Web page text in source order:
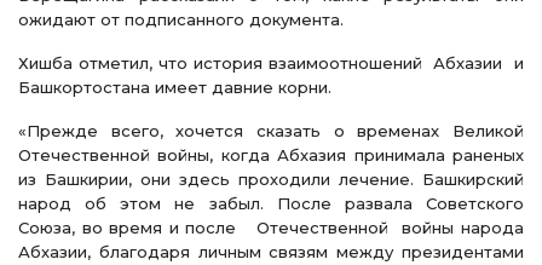
ожидают от подписанного документа.
Хишба отметил, что история взаимоотношений Абхазии и
Башкортостана имеет давние корни.
«Прежде всего, хочется сказать о временах Великой
Отечественной войны, когда Абхазия принимала раненых
из Башкирии, они здесь проходили лечение. Башкирский
народ об этом не забыл. После развала Советского
Союза, во время и после Отечественной войны народа
Абхазии, благодаря личным связям между президентами